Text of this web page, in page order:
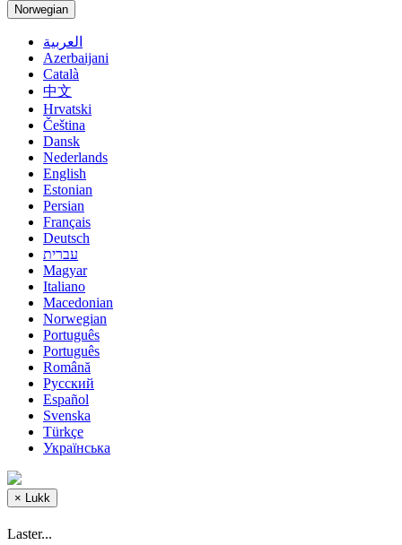
Norwegian
العربية
Azerbaijani
Català
中文
Hrvatski
Čeština
Dansk
Nederlands
English
Estonian
Persian
Français
Deutsch
עברית
Magyar
Italiano
Macedonian
Norwegian
Português
Português
Română
Русский
Español
Svenska
Türkçe
Українська
× Lukk
Laster...